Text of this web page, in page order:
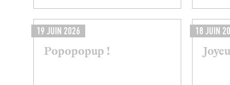
19 JUIN 2026
Popopopup !
18 JUIN